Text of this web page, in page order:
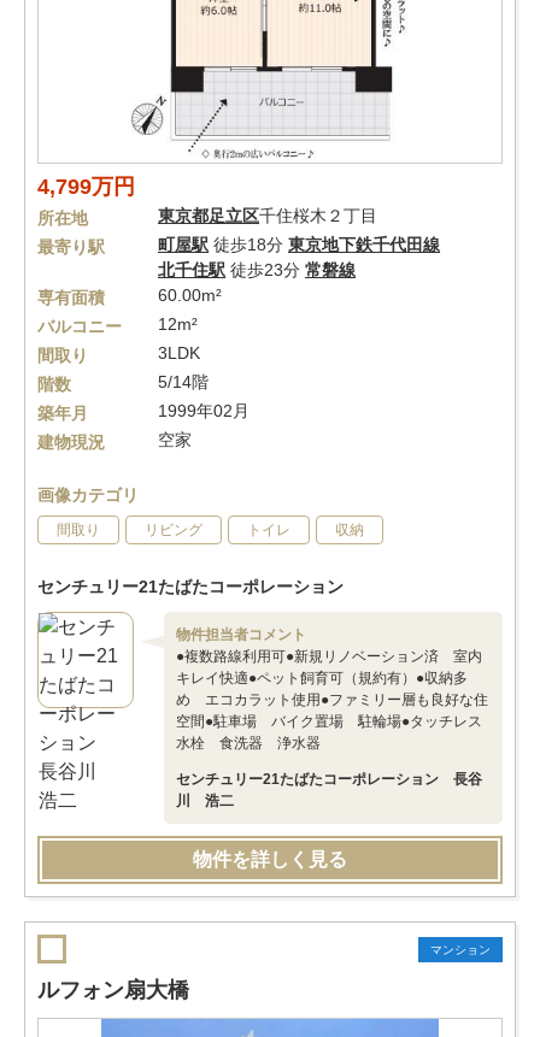
4,799万円
所在地 東京都足立区千住桜木２丁目
最寄り駅
町屋駅 徒歩18分 東京地下鉄千代田線
北千住駅 徒歩23分 常磐線
専有面積
60.00m²
バルコニー
12m²
間取り
3LDK
階数
5/14階
築年月
1999年02月
建物現況
空家
画像カテゴリ
間取り リビング トイレ 収納
センチュリー21たばたコーポレーション
物件担当者コメント
●複数路線利用可●新規リノベーション済 室内
キレイ快適●ペット飼育可（規約有）●収納多
め エコカラット使用●ファミリー層も良好な住
空間●駐車場 バイク置場 駐輪場●タッチレス
水栓 食洗器 浄水器
センチュリー21たばたコーポレーション 長谷
川 浩二
物件を詳しく見る
マンション
ルフォン扇大橋